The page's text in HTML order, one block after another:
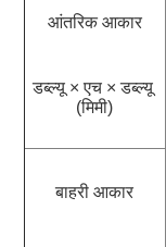
आंतरिक आकार
डब्ल्यू × एच × डब्ल्यू
(मिमी)
बाहरी आकार